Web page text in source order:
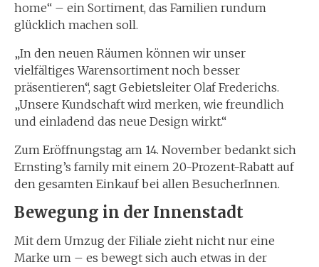
home“ – ein Sortiment, das Familien rundum
glücklich machen soll.
„In den neuen Räumen können wir unser
vielfältiges Warensortiment noch besser
präsentieren“, sagt Gebietsleiter Olaf Frederichs.
„Unsere Kundschaft wird merken, wie freundlich
und einladend das neue Design wirkt.“
Zum Eröffnungstag am 14. November bedankt sich
Ernsting’s family mit einem 20-Prozent-Rabatt auf
den gesamten Einkauf bei allen BesucherInnen.
Bewegung in der Innenstadt
Mit dem Umzug der Filiale zieht nicht nur eine
Marke um – es bewegt sich auch etwas in der